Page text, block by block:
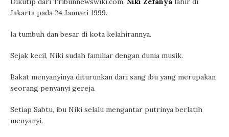
Jakarta pada 24 Januari 1999.
Ia tumbuh dan besar di kota kelahirannya.
Sejak kecil, Niki sudah familiar dengan dunia musik.
Bakat menyanyinya diturunkan dari sang ibu yang merupakan
seorang penyanyi gereja.
Setiap Sabtu, ibu Niki selalu mengantar putrinya berlatih
menyanyi.